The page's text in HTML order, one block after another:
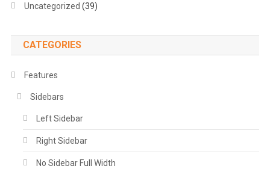
Uncategorized (39)
CATEGORIES
Features
Sidebars
Left Sidebar
Right Sidebar
No Sidebar Full Width